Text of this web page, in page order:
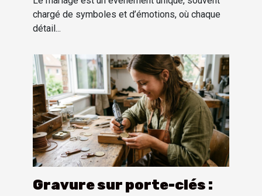
?
chargé de symboles et d’émotions, où chaque
détail...
Gravure sur porte-clés :